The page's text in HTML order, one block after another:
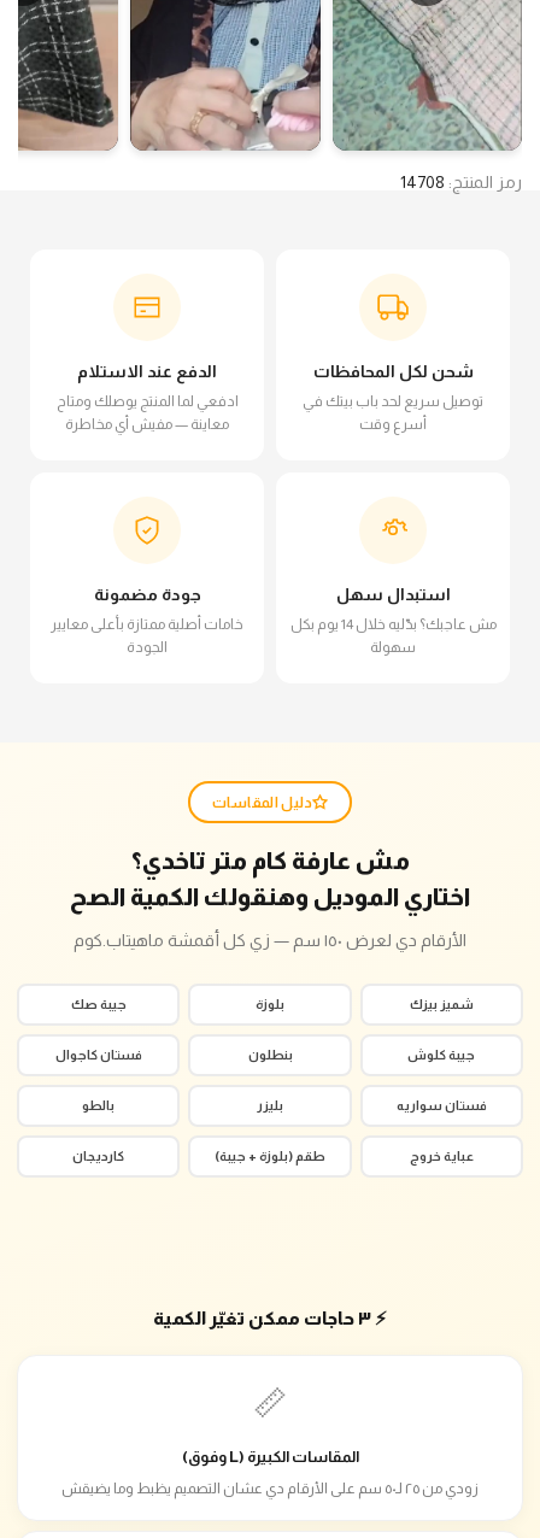
رمز المنتج: 14708
شحن لكل المحافظات
توصيل سريع لحد باب بيتك في
أسرع وقت
الدفع عند الاستلام
ادفعي لما المنتج يوصلك ومتاح
معاينة — مفيش أي مخاطرة
استبدال سهل
مش عاجبك؟ بدّليه خلال 14 يوم بكل
سهولة
جودة مضمونة
خامات أصلية ممتازة بأعلى معايير
الجودة
دليل المقاسات
مش عارفة كام متر تاخدي؟
اختاري الموديل وهنقولك الكمية الصح
الأرقام دي لعرض ١٥٠ سم — زي كل أقمشة ماهيتاب.كوم
شميز بيزك بلوزة جيبة صك
جيبة كلوش بنطلون فستان كاجوال
فستان سواريه بليزر بالطو
عباية خروج طقم (بلوزة + جيبة) كارديجان
⚡ ٣ حاجات ممكن تغيّر الكمية
📏
المقاسات الكبيرة (L وفوق)
زودي من ٢٥ لـ٥٠ سم على الأرقام دي عشان التصميم يظبط وما يضيقش